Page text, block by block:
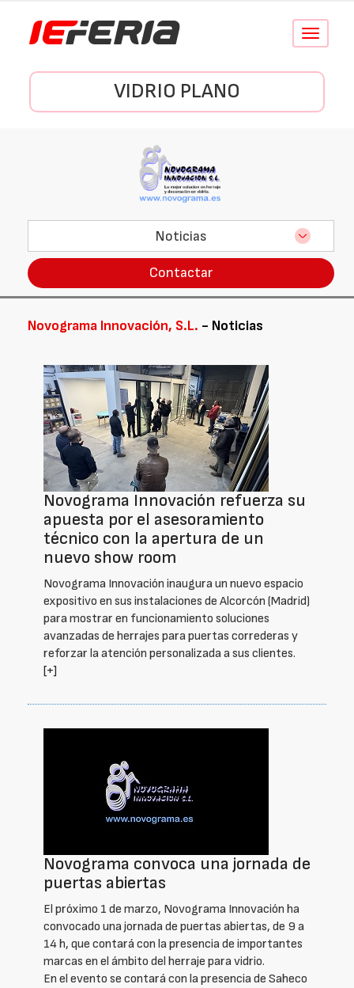
Conmutar
VIDRIO PLANO
Noticias
Contactar
Novograma Innovación, S.L. - Noticias
Novograma Innovación refuerza su
apuesta por el asesoramiento
técnico con la apertura de un
nuevo show room
Novograma Innovación inaugura un nuevo espacio
expositivo en sus instalaciones de Alcorcón (Madrid)
para mostrar en funcionamiento soluciones
avanzadas de herrajes para puertas correderas y
reforzar la atención personalizada a sus clientes.
[+]
Novograma convoca una jornada de
puertas abiertas
El próximo 1 de marzo, Novograma Innovación ha
convocado una jornada de puertas abiertas, de 9 a
14 h, que contará con la presencia de importantes
marcas en el ámbito del herraje para vidrio.
En el evento se contará con la presencia de Saheco